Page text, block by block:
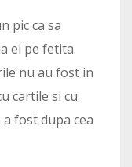
pic ca sa
ei pe fetita.
nu au fost in
cartile si cu
fost dupa cea